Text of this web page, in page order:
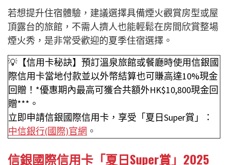
若想提升住宿體驗，建議選擇具備煙火觀賞房型或屋
頂露台的旅館，不需人擠人也能輕鬆在房間欣賞整場
煙火秀，是非常受歡迎的夏季住宿選擇。
💡【信用卡秘訣】預訂溫泉旅館或餐廳時使用信銀國
際信用卡當地付款並以外幣結算也可賺高達10%現金
回贈！*優惠期內最高可獲合共額外HK$10,800現金回
贈***。
立即申請信銀國際信用卡，享受「夏日Super賞」：
中信銀行(國際)官網 。
信銀國際信用卡「夏日Super賞」2025